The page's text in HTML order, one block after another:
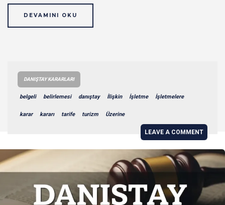
DEVAMINI OKU
DANIŞTAY KARARLARI
belgeli belirlemesi danıştay İlişkin İşletme İşletmelere
karar kararı tarife turizm Üzerine
LEAVE A COMMENT